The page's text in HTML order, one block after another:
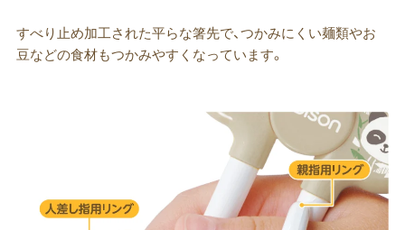
すべり止め加工された平らな箸先で、つかみにくい麺類やお
豆などの食材もつかみやすくなっています。